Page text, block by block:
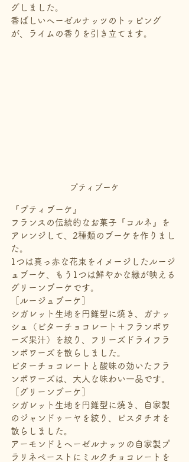
グしました。
香ばしいヘーゼルナッツのトッピング
が、ライムの香りを引き立てます。
プティブーケ
『プティブーケ』
フランスの伝統的なお菓子『コルネ』を
アレンジして、2種類のブーケを作りまし
た。
1つは真っ赤な花束をイメージしたルージ
ュブーケ、もう1つは鮮やかな緑が映える
グリーンブーケです。
［ルージュブーケ］
シガレット生地を円錐型に焼き、ガナッ
シュ（ビターチョコレート＋フランボワ
ーズ果汁）を絞り、フリーズドライフラ
ンボワーズを散らしました。
ビターチョコレートと酸味の効いたフラ
ンボワーズは、大人な味わい一品です。
［グリーンブーケ］
シガレット生地を円錐型に焼き、自家製
のジャンドゥーヤを絞り、ピスタチオを
散らしました。
アーモンドとヘーゼルナッツの自家製プ
ラリネペーストにミルクチョコレートを